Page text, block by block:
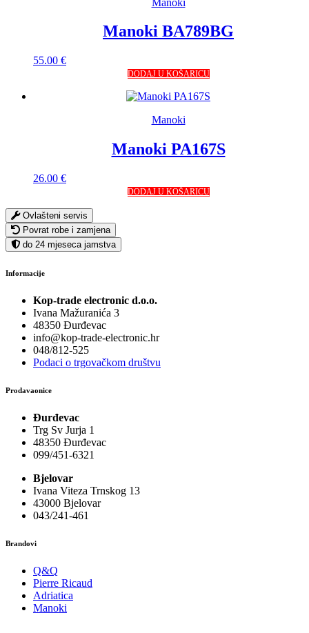
Manoki BA789BG
55.00 €
DODAJ U KOŠARICU
Manoki
Manoki PA167S
26.00 €
DODAJ U KOŠARICU
Ovlašteni servis
Povrat robe i zamjena
do 24 mjeseca jamstva
Informacije
Kop-trade electronic d.o.o.
Ivana Mažuranića 3
48350 Đurđevac
info@kop-trade-electronic.hr
048/812-525
Podaci o trgovačkom društvu
Prodavaonice
Đurđevac
Trg Sv Jurja 1
48350 Đurđevac
099/451-6321
Bjelovar
Ivana Viteza Trnskog 13
43000 Bjelovar
043/241-461
Brandovi
Q&Q
Pierre Ricaud
Adriatica
Manoki